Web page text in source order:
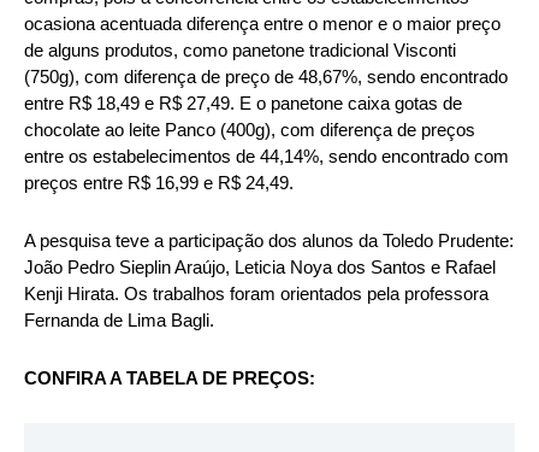
ocasiona acentuada diferença entre o menor e o maior preço
de alguns produtos, como panetone tradicional Visconti
(750g), com diferença de preço de 48,67%, sendo encontrado
entre R$ 18,49 e R$ 27,49. E o panetone caixa gotas de
chocolate ao leite Panco (400g), com diferença de preços
entre os estabelecimentos de 44,14%, sendo encontrado com
preços entre R$ 16,99 e R$ 24,49.
A pesquisa teve a participação dos alunos da Toledo Prudente:
João Pedro Sieplin Araújo, Leticia Noya dos Santos e Rafael
Kenji Hirata. Os trabalhos foram orientados pela professora
Fernanda de Lima Bagli.
CONFIRA A TABELA DE PREÇOS: